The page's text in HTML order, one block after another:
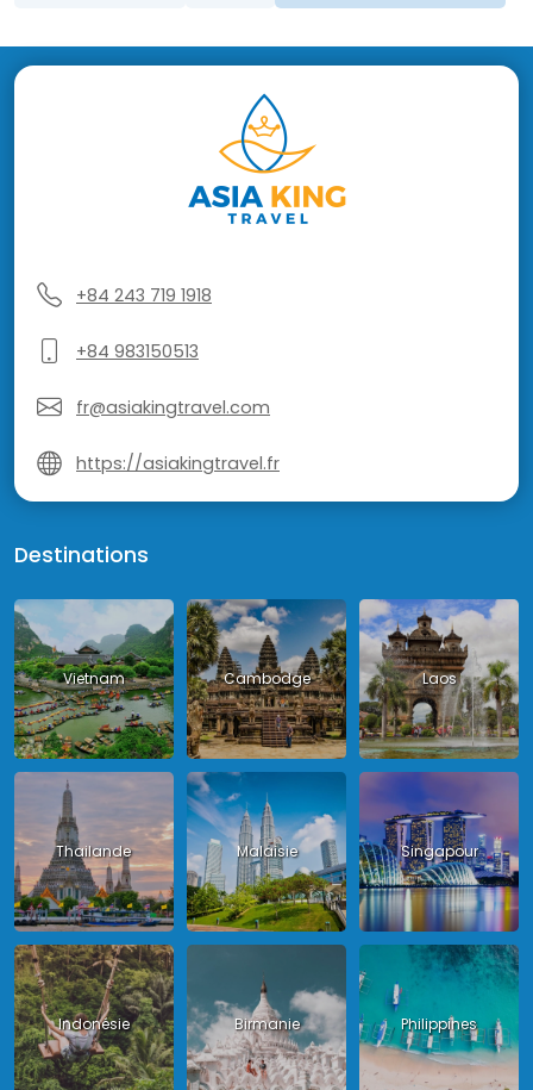
+84 243 719 1918
+84 983150513
fr@asiakingtravel.com
https://asiakingtravel.fr
Destinations
Vietnam Cambodge Laos
Thailande Malaisie Singapour
Indonésie Birmanie Philippines